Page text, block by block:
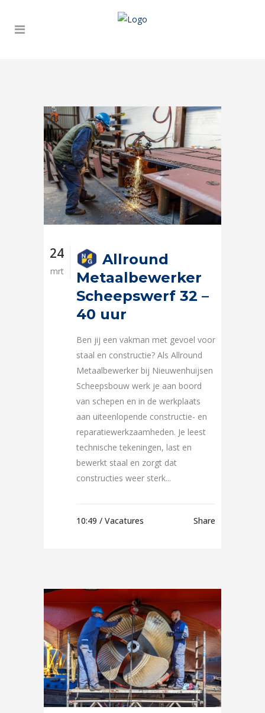
24
mrt
Allround
Metaalbewerker
Scheepswerf 32 –
40 uur
Ben jij een vakman met gevoel voor
staal en constructie? Als Allround
Metaalbewerker bij Nieuwenhuijsen
Scheepsbouw werk je aan boord
van schepen en in de werkplaats
aan uiteenlopende constructie- en
reparatiewerkzaamheden. Je leest
technische tekeningen, last en
bewerkt staal en zorgt dat
constructies weer sterk...
10:49 / Vacatures Share